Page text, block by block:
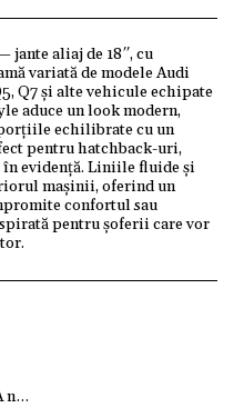
jante aliaj de 18″, cu
variată de modele Audi
Q7 și alte vehicule echipate
aduce un look modern,
echilibrate cu un
pentru hatchback-uri,
în evidență. Liniile fluide și
mașinii, oferind un
confortul sau
pentru șoferii care vor
ne dorim ca fiecare